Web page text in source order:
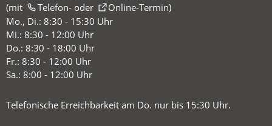
(mit
Telefon-oder Online-Termin
(Öffnet
in
einem
neuen
Tab)
)
Mo., Di.: 8:30 - 15:30 Uhr
Mi.: 8:30 - 12:00 Uhr
Do.: 8:30 - 18:00 Uhr
Fr.: 8:30 - 12:00 Uhr
Sa.: 8:00 - 12:00 Uhr
Telefonische Erreichbarkeit am Do. nur bis 15:30 Uhr.